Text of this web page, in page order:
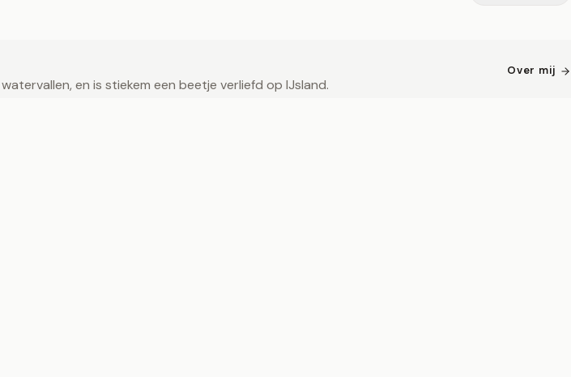
en is stiekem een beetje verliefd op IJsland.
Over mij